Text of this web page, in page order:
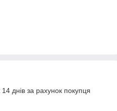
днів за рахунок покупця